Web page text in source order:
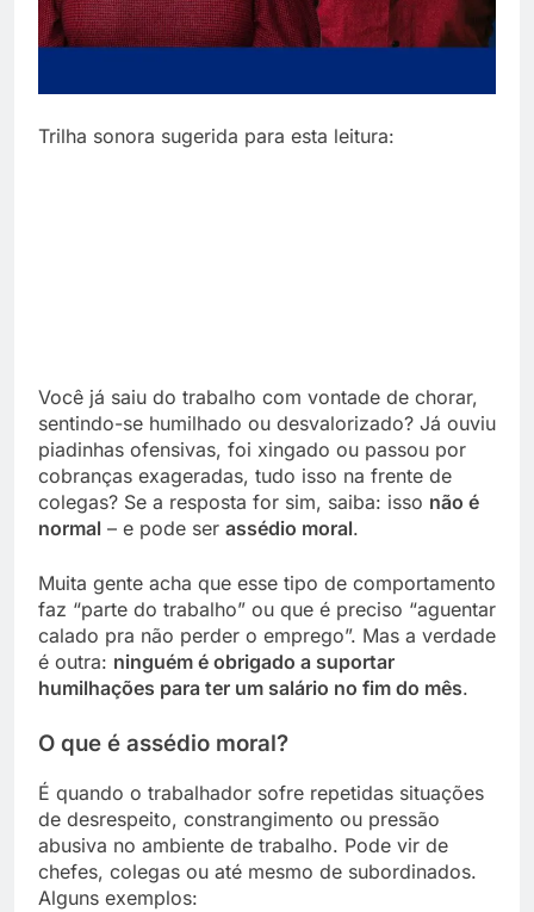
Trilha sonora sugerida para esta leitura:
Você já saiu do trabalho com vontade de chorar,
sentindo-se humilhado ou desvalorizado? Já ouviu
piadinhas ofensivas, foi xingado ou passou por
cobranças exageradas, tudo isso na frente de
colegas? Se a resposta for sim, saiba: isso não é
normal – e pode ser assédio moral.
Muita gente acha que esse tipo de comportamento
faz “parte do trabalho” ou que é preciso “aguentar
calado pra não perder o emprego”. Mas a verdade
é outra: ninguém é obrigado a suportar
humilhações para ter um salário no fim do mês.
O que é assédio moral?
É quando o trabalhador sofre repetidas situações
de desrespeito, constrangimento ou pressão
abusiva no ambiente de trabalho. Pode vir de
chefes, colegas ou até mesmo de subordinados.
Alguns exemplos: